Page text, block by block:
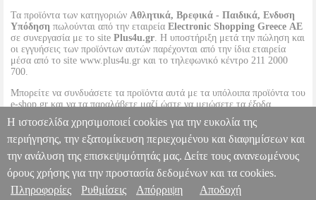
Τα προϊόντα των κατηγοριών Αθλητικά, Βρεφικά - Παιδικά, Ενδυση
Υπόδηση πωλούνται από την εταιρεία Electronic Shopping Greece ΑΕ
σε συνεργασία με το site Plus4u.gr. Η υποστήριξη μετά την πώληση και
οι εγγυήσεις των προϊόντων αυτών παρέχονται από την ίδια εταιρεία
μέσα από το site www.plus4u.gr και το τηλεφωνικό κέντρο 211 2000
700.
Μπορείτε να συνδυάσετε τα προϊόντα αυτά με τα υπόλοιπα προϊόντα του
e-shop.gr και να τα παραλάβετε μαζί ώστε να μειώσετε τα έξοδα
αποστολής. Μπορείτε επίσης να παραλάβετε από οποιοδήποτε eshop
point με μηδενικά έξοδα αποστολής ανεξαρτήτως ύψους παραγγελίας!
TOP SISLEY AMERICAN ROCKPOP ΜΑΥΡΟ PL1.152062615
PL1.152062615 SISLEY SISLEY ΚΟΡΙΤΣΙ-ΜΠΛΟΥΖΕΣ
Κατηγορία: ΚΟΡΙΤΣΙ-ΜΠΛΟΥΖΕΣ •SISLEY στην κατηγορία
ΚΟΡΙΤΣΙ-ΜΠΛΟΥΖΕΣ Top με την υπογραφή της εταιρείας Sisley.
Πληροφορίες & Υπηρεσίες >
Η ιστοσελίδα χρησιμοποιεί cookies για την ευκολία της
περιήγησης, την εξατομίκευση περιεχομένου και διαφημίσεων και
την ανάλυση της επισκεψιμότητάς μας. Δείτε τους ανανεωμένους
όρους χρήσης για την προστασία δεδομένων και τα cookies.
Πληροφορίες
Ρυθμίσεις Απόρριψη Αποδοχή